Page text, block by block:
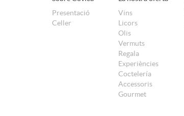
Presentació
Celler
Vins
Licors
Olis
Vermuts
Regala
Experiències
Coctelería
Accessoris
Gourmet